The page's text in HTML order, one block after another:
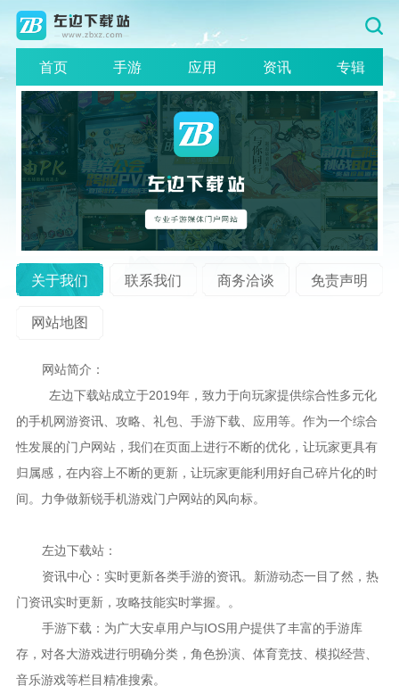
首页 手游 应用 资讯 专辑
关于我们 联系我们 商务洽谈 免责声明
网站地图
网站简介：
左边下载站成立于2019年，致力于向玩家提供综合性多元化
的手机网游资讯、攻略、礼包、手游下载、应用等。作为一个综合
性发展的门户网站，我们在页面上进行不断的优化，让玩家更具有
归属感，在内容上不断的更新，让玩家更能利用好自己碎片化的时
间。力争做新锐手机游戏门户网站的风向标。
左边下载站：
资讯中心：实时更新各类手游的资讯。新游动态一目了然，热
门资讯实时更新，攻略技能实时掌握。。
手游下载：为广大安卓用户与IOS用户提供了丰富的手游库
存，对各大游戏进行明确分类，角色扮演、体育竞技、模拟经营、
音乐游戏等栏目精准搜索。